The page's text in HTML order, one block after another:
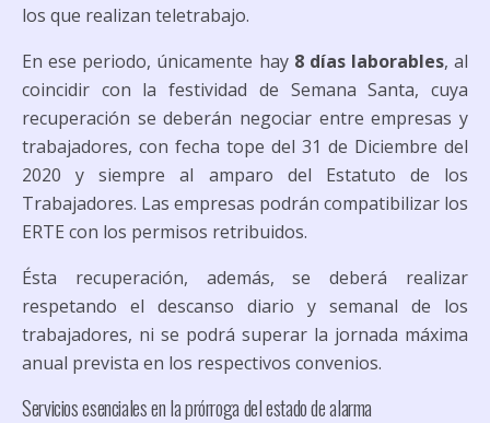
los que realizan teletrabajo.
En ese periodo, únicamente hay 8 días laborables, al
coincidir con la festividad de Semana Santa, cuya
recuperación se deberán negociar entre empresas y
trabajadores, con fecha tope del 31 de Diciembre del
2020 y siempre al amparo del Estatuto de los
Trabajadores. Las empresas podrán compatibilizar los
ERTE con los permisos retribuidos.
Ésta recuperación, además, se deberá realizar
respetando el descanso diario y semanal de los
trabajadores, ni se podrá superar la jornada máxima
anual prevista en los respectivos convenios.
Servicios esenciales en la prórroga del estado de alarma